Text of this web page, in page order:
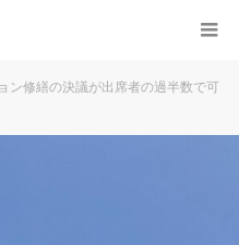
ン修繕の決議が出席者の過半数で可